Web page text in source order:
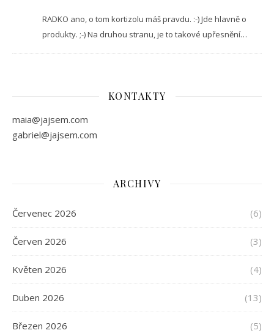
RADKO ano, o tom kortizolu máš pravdu. :-) Jde hlavně o
produkty. ;-) Na druhou stranu, je to takové upřesnění…
KONTAKTY
maia@jajsem.com
gabriel@jajsem.com
ARCHIVY
Červenec 2026 (6)
Červen 2026 (3)
Květen 2026 (4)
Duben 2026 (13)
Březen 2026 (5)